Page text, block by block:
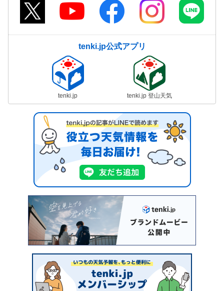
tenki.jp公式アプリ
tenki.jp tenki.jp 登山天気